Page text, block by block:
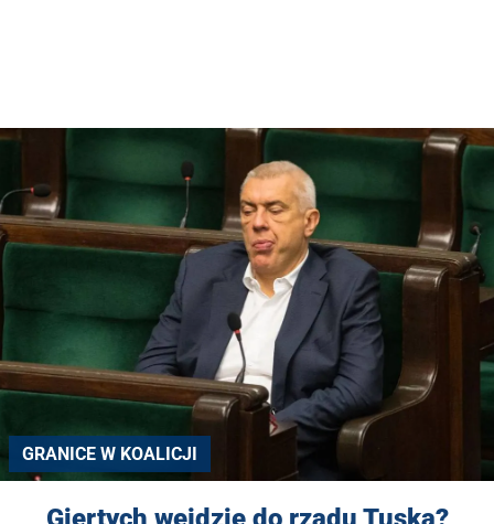
GRANICE W KOALICJI